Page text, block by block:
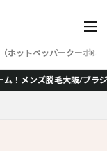
ホットペッパークーポン）
ンズ脱毛大阪/ブラジリ